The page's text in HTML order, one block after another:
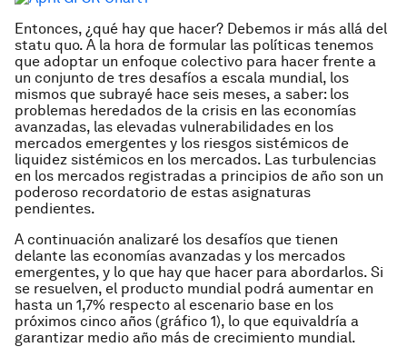
Entonces, ¿qué hay que hacer? Debemos ir más allá del
statu quo. A la hora de formular las políticas tenemos
que adoptar un enfoque colectivo para hacer frente a
un conjunto de tres desafíos a escala mundial, los
mismos que subrayé hace seis meses, a saber: los
problemas heredados de la crisis en las economías
avanzadas, las elevadas vulnerabilidades en los
mercados emergentes y los riesgos sistémicos de
liquidez sistémicos en los mercados. Las turbulencias
en los mercados registradas a principios de año son un
poderoso recordatorio de estas asignaturas
pendientes.
A continuación analizaré los desafíos que tienen
delante las economías avanzadas y los mercados
emergentes, y lo que hay que hacer para abordarlos. Si
se resuelven, el producto mundial podrá aumentar en
hasta un 1,7% respecto al escenario base en los
próximos cinco años (gráfico 1), lo que equivaldría a
garantizar medio año más de crecimiento mundial.